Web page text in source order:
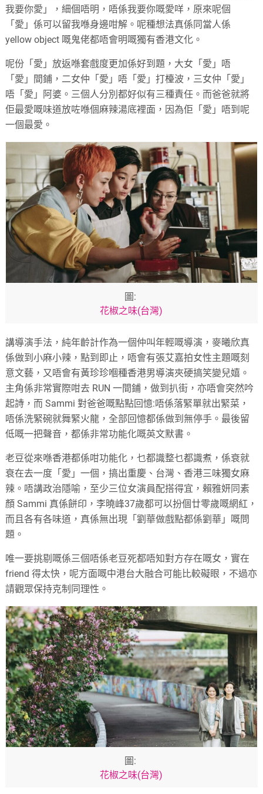
我要你愛」，細個唔明，唔係我要你嘅愛咩，原來呢個
「愛」係可以留我喺身邊咁解。呢種想法真係同當人係
yellow object 嘅鬼佬都唔會明嘅獨有香港文化。
呢份「愛」放返喺套戲度更加係好到題，大女「愛」唔
「愛」間鋪，二女仲「愛」唔「愛」打檯波，三女仲「愛」
唔「愛」阿婆。三個人分別都好似有三種責任。而爸爸就將
佢最愛嘅味道放咗喺個麻辣湯底裡面，因為佢「愛」唔到呢
一個最愛。
圖:
花椒之味(台灣)
講導演手法，純年齡計作為一個仲叫年輕嘅導演，麥曦欣真
係做到小麻小辣，點到即止，唔會有張艾嘉拍女性主題嘅刻
意文藝，又唔會有黃珍珍嗰種香港男導演夾硬搞笑變兒嬉。
主角係非常實際咁去 RUN 一間鋪，做到扒街，亦唔會突然吟
起詩，而 Sammi 對爸爸嘅點點回憶:唔係落緊單就出緊菜，
唔係洗緊碗就舞緊火龍，全部回憶都係做到無停手。最後留
低嘅一把聲音，都係非常功能化嘅英文默書。
老豆從來喺香港都係咁功能化，乜都識整乜都識煮，係衰就
衰在去一度「愛」一個，搞出重慶、台灣、香港三味獨女麻
辣。唔講政治隱喻，至少三位女演員配搭得宜，賴雅妍同素
顏 Sammi 真係餅印，李曉峰37歲都可以扮個廿零歲嘅網紅，
而且各有各味道，真係無出現「劉華做戲點都係劉華」嘅問
題。
唯一要挑剔嘅係三個唔係老豆死都唔知對方存在嘅女，實在
friend 得太快，呢方面嘅中港台大融合可能比較礙眼，不過亦
請觀眾保持克制同理性。
圖:
花椒之味(台灣)